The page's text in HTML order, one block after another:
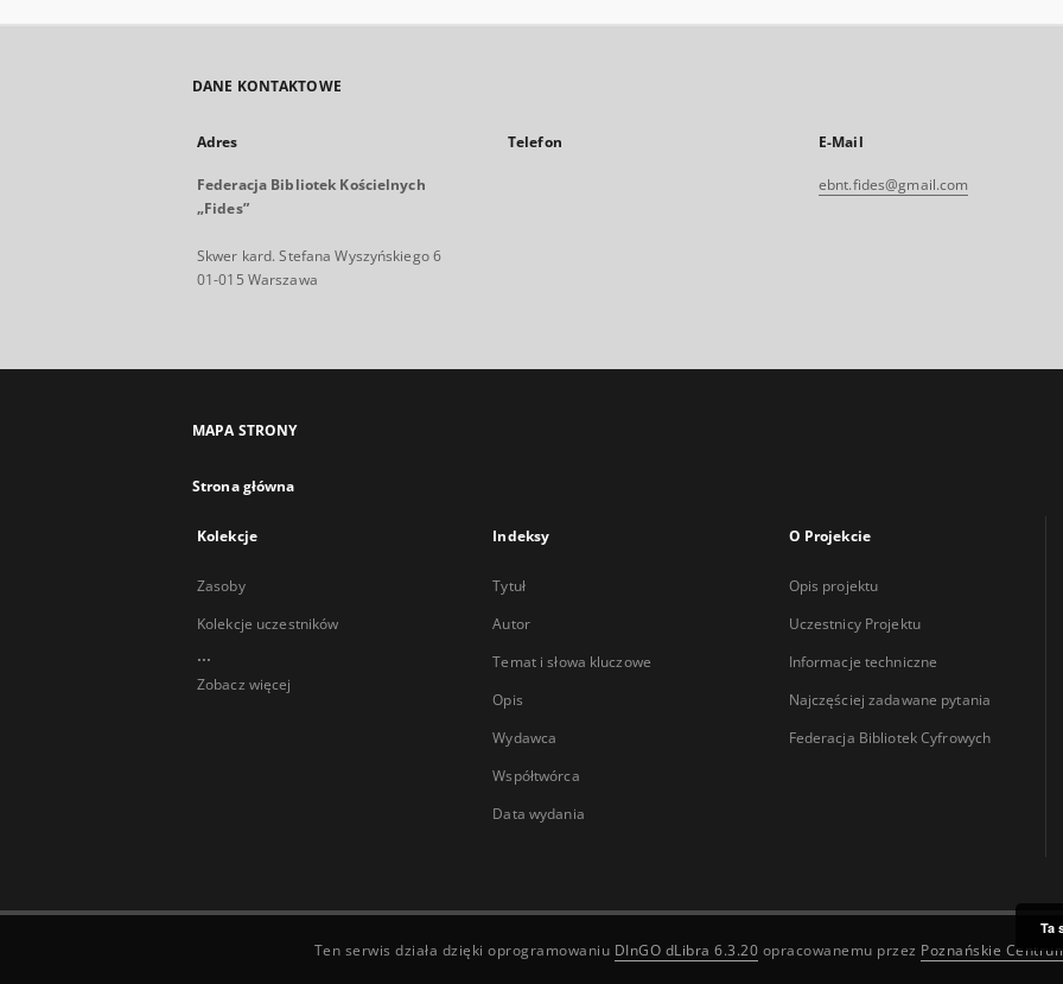
DANE KONTAKTOWE
Adres
Federacja Bibliotek Kościelnych
„Fides”
Skwer kard. Stefana Wyszyńskiego 6
01-015 Warszawa
Telefon E-Mail
ebnt.fides@gmail.com
MAPA STRONY
Strona główna
Kolekcje
Zasoby
Kolekcje uczestników
...
Zobacz więcej
Indeksy
Tytuł
Autor
Temat i słowa kluczowe
Opis
Wydawca
Współtwórca
Data wydania
O Projekcie
Opis projektu
Uczestnicy Projektu
Informacje techniczne
Najczęściej zadawane pytania
Federacja Bibliotek Cyfrowych
Ten serwis działa dzięki oprogramowaniu DInGO dLibra 6.3.20 opracowanemu przez Poznańskie
Ta